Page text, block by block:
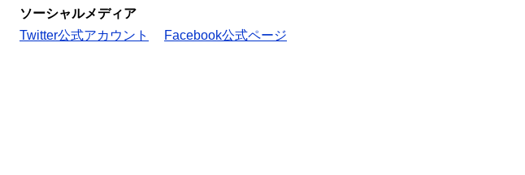
ソーシャルメディア
Twitter公式アカウント
Facebook公式ページ